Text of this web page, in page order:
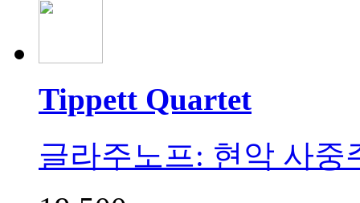
Tippett Quartet
글라주노프: 현악 사중